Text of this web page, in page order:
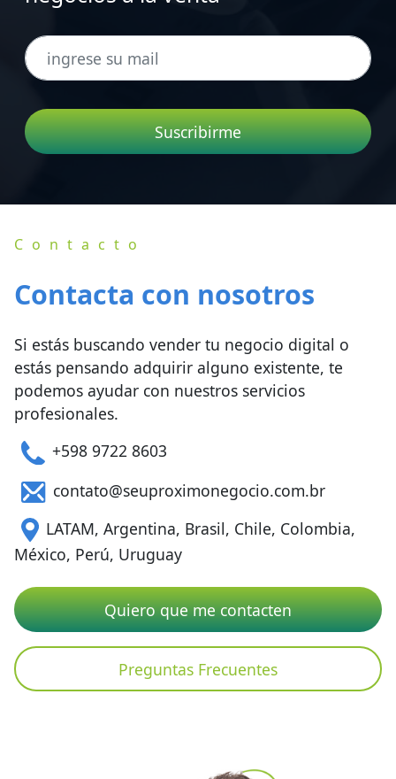
Suscribirme
Contacto
Contacta con nosotros
Si estás buscando vender tu negocio digital o
estás pensando adquirir alguno existente, te
podemos ayudar con nuestros servicios
profesionales.
+598 9722 8603
contato@seuproximonegocio.com.br
LATAM, Argentina, Brasil, Chile, Colombia,
México, Perú, Uruguay
Quiero que me contacten
Preguntas Frecuentes